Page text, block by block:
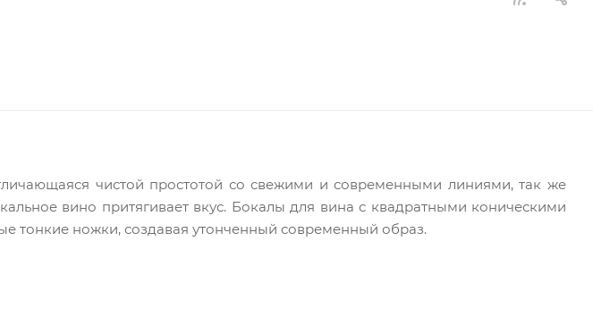
чистой простотой со свежими и современными линиями, так же
вино притягивает вкус. Бокалы для вина с квадратными коническими
тонкие ножки, создавая утонченный современный образ.